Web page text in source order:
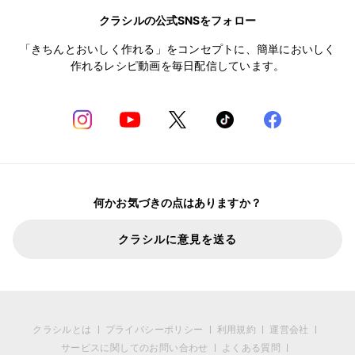
クラシルの公式SNSをフォロー
「きちんとおいしく作れる」をコンセプトに、簡単においしく
作れるレシピ動画を毎日配信しています。
何かお気づきの点はありますか？
クラシルに意見を送る
クラシルとは プライバシーポリシー 利用規約
運営会社
サービスに関してのお問い合わせ
よくある質問